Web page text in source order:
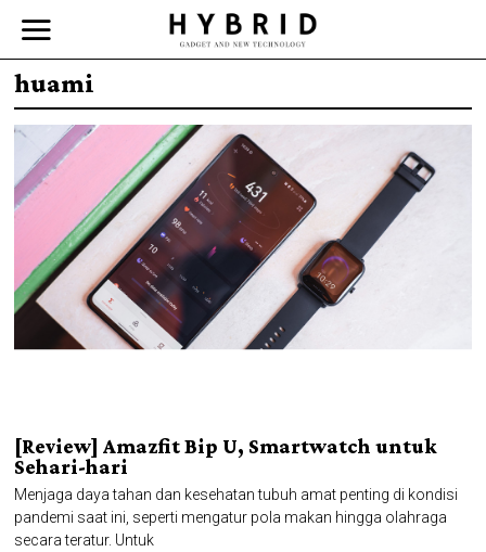
huami
[Review] Amazfit Bip U, Smartwatch untuk
Sehari-hari
Menjaga daya tahan dan kesehatan tubuh amat penting di kondisi
pandemi saat ini, seperti mengatur pola makan hingga olahraga
secara teratur. Untuk